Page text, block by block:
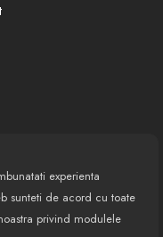
experienta
sunteti de acord cu toate
privind modulele